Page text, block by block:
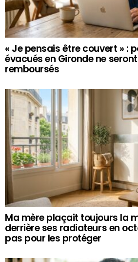
« Je pensais être couvert » :
évacués en Gironde ne
remboursés
Ma mère plaçait toujours la
derrière ses radiateurs en
pas pour les protéger